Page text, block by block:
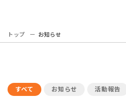
トップ お知らせ
すべて お知らせ 活動報告